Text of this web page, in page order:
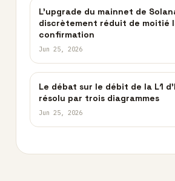
L’upgrade du mainnet de
discrètement réduit de moitié
confirmation
Jun 25, 2026
Le débat sur le débit de la L1
résolu par trois diagrammes
Jun 25, 2026